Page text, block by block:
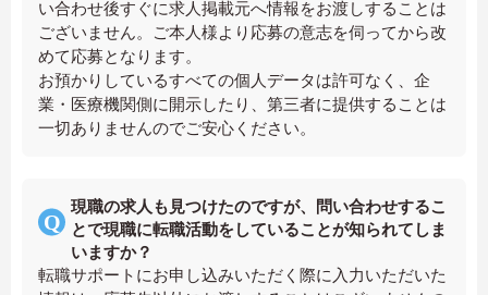
い合わせ後すぐに求人掲載元へ情報をお渡しすることは
ございません。ご本人様より応募の意志を伺ってから改
めて応募となります。
お預かりしているすべての個人データは許可なく、企
業・医療機関側に開示したり、第三者に提供することは
一切ありませんのでご安心ください。
現職の求人も見つけたのですが、問い合わせするこ
とで現職に転職活動をしていることが知られてしま
いますか？
転職サポートにお申し込みいただく際に入力いただいた